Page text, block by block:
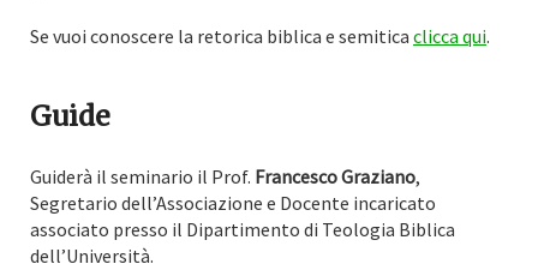
Se vuoi conoscere la retorica biblica e semitica clicca qui.
Guide
Guiderà il seminario il Prof. Francesco Graziano,
Segretario dell’Associazione e Docente incaricato
associato presso il Dipartimento di Teologia Biblica
dell’Università.